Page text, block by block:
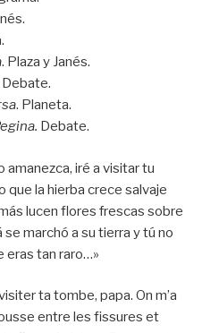
. Plaza y Janés.
Debate.
. Planeta.
Debate.
amanezca, iré a visitar tu
que la hierba crece salvaje
lucen flores frescas sobre
marchó a su tierra y tú no
eras tan raro…»
ta tombe, papa. On m’a
entre les fissures et